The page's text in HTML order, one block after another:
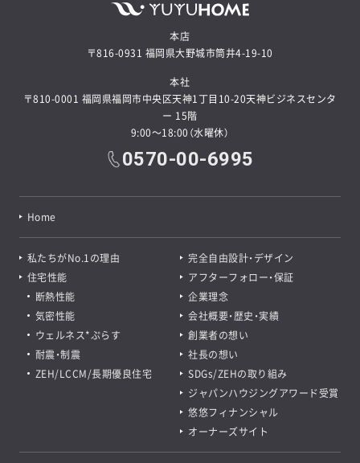
本店
〒816-0931 福岡県大野城市筒井4-19-10
本社
〒810-0001 福岡県福岡市中央区天神1丁目10-20天神ビジネスセンタ
ー 15階
9:00～18:00（水曜休）
0570-00-6995
Home
私たちがNo.1の理由
完全自由設計・デザイン
住宅性能
断熱性能
気密性能
ウェルネス*ぷらす
耐震・制震
ZEH/LCCM/長期優良住宅
アフターフォロー・保証
企業理念
会社概要・歴史・実績
創業者の想い
社長の想い
SDGs/ZEHの取り組み
ジャパンハウジングアワード受賞
悠悠フィナンシャル
オーナーズサイト